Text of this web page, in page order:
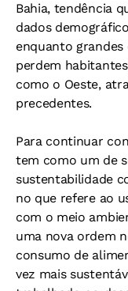
Bahia, tendência
dados
enquanto
perdem
como o Oeste,
precedentes.
Para continuar
tem como um de
sustentabilidade
no que refere ao
com o meio
uma nova ordem
consumo de
vez mais